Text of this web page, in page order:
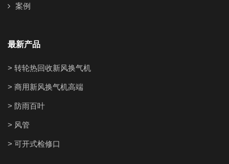
案例
最新产品
> 转轮热回收新风换气机
> 商用新风换气机高端
> 防雨百叶
> 风管
> 可开式检修口